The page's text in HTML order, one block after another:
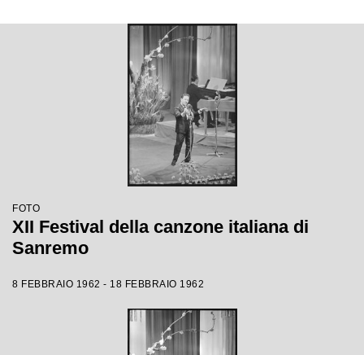
FOTO
XII Festival della canzone italiana di
Sanremo
8 FEBBRAIO 1962 - 18 FEBBRAIO 1962